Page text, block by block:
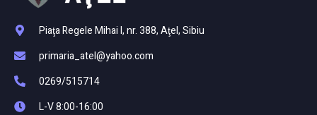
Piaţa Regele Mihai I, nr. 388, Aţel, Sibiu
primaria_atel@yahoo.com
0269/515714
L-V 8:00-16:00